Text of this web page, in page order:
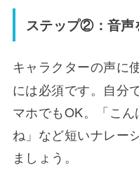
ステップ②：音声
キャラクターの声に
には必須です。自分
マホでもOK。「こ
ね」など短いナレー
ましょう。